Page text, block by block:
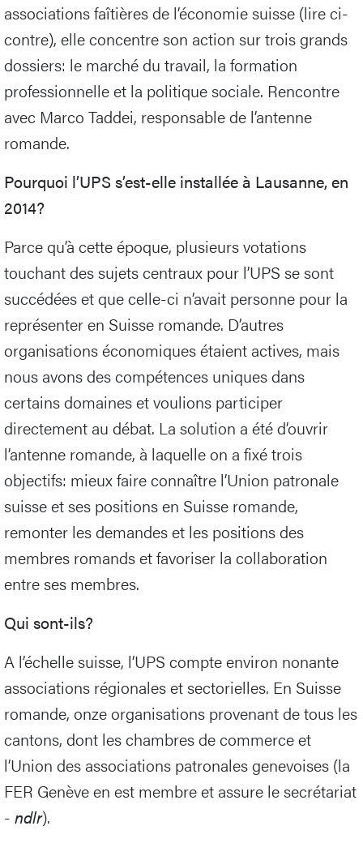
associations faîtières de l’économie suisse (lire ci-
contre), elle concentre son action sur trois grands
dossiers: le marché du travail, la formation
professionnelle et la politique sociale. Rencontre
avec Marco Taddei, responsable de l’antenne
romande.
Pourquoi l’UPS s’est-elle installée à Lausanne, en
2014?
Parce qu’à cette époque, plusieurs votations
touchant des sujets centraux pour l’UPS se sont
succédées et que celle-ci n’avait personne pour la
représenter en Suisse romande. D’autres
organisations économiques étaient actives, mais
nous avons des compétences uniques dans
certains domaines et voulions participer
directement au débat. La solution a été d’ouvrir
l’antenne romande, à laquelle on a fixé trois
objectifs: mieux faire connaître l’Union patronale
suisse et ses positions en Suisse romande,
remonter les demandes et les positions des
membres romands et favoriser la collaboration
entre ses membres.
Qui sont-ils?
A l’échelle suisse, l’UPS compte environ nonante
associations régionales et sectorielles. En Suisse
romande, onze organisations provenant de tous les
cantons, dont les chambres de commerce et
l’Union des associations patronales genevoises (la
FER Genève en est membre et assure le secrétariat
- ndlr).